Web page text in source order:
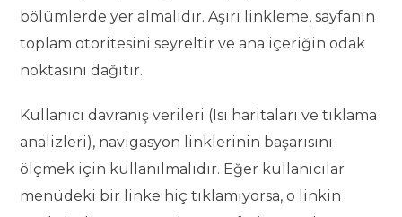
bölümlerde yer almalıdır. Aşırı linkleme, sayfanın
toplam otoritesini seyreltir ve ana içeriğin odak
noktasını dağıtır.
Kullanıcı davranış verileri (Isı haritaları ve tıklama
analizleri), navigasyon linklerinin başarısını
ölçmek için kullanılmalıdır. Eğer kullanıcılar
menüdeki bir linke hiç tıklamıyorsa, o linkin